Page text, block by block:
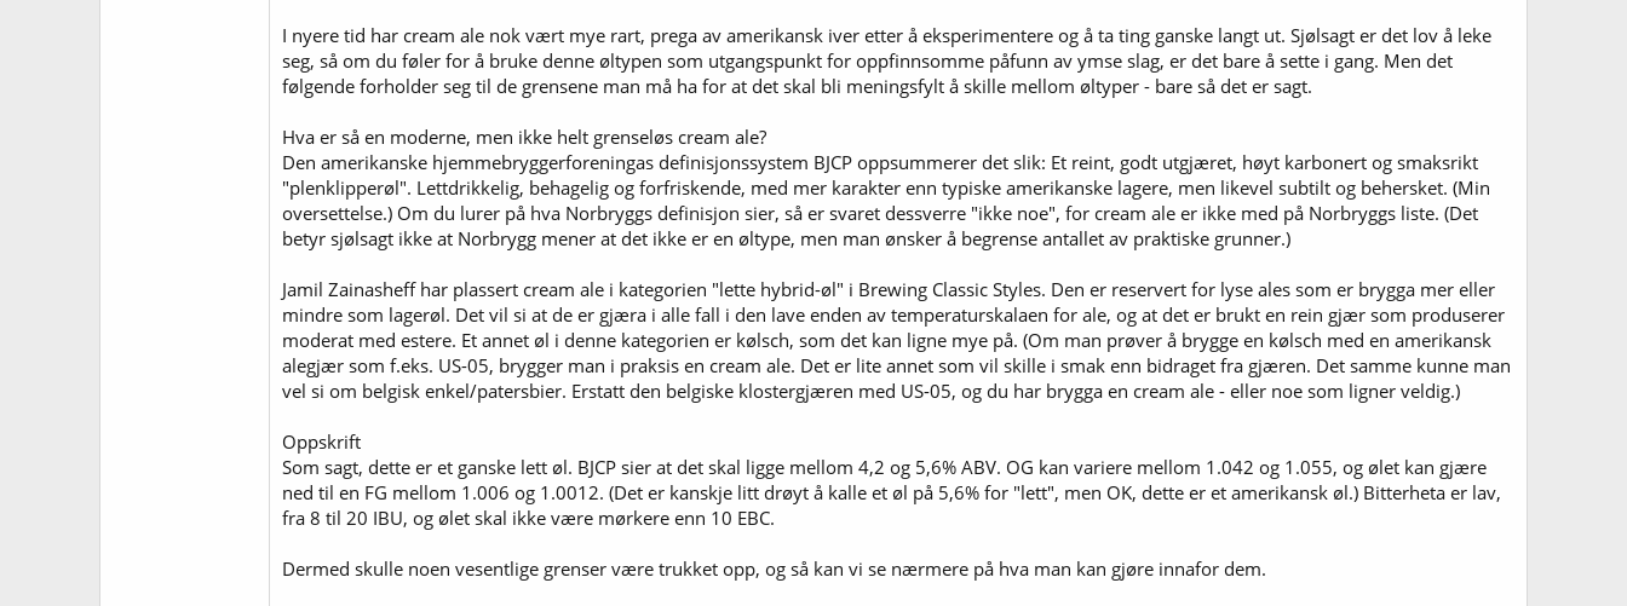
I nyere tid har cream ale nok vært mye rart, prega av amerikansk iver etter å eksperimentere og å ta ting ganske langt ut. Sjølsagt er det lov å leke
seg, så om du føler for å bruke denne øltypen som utgangspunkt for oppfinnsomme påfunn av ymse slag, er det bare å sette i gang. Men det
følgende forholder seg til de grensene man må ha for at det skal bli meningsfylt å skille mellom øltyper - bare så det er sagt.
Hva er så en moderne, men ikke helt grenseløs cream ale?
Den amerikanske hjemmebryggerforeningas definisjonssystem BJCP oppsummerer det slik: Et reint, godt utgjæret, høyt karbonert og smaksrikt
"plenklipperøl". Lettdrikkelig, behagelig og forfriskende, med mer karakter enn typiske amerikanske lagere, men likevel subtilt og behersket. (Min
oversettelse.) Om du lurer på hva Norbryggs definisjon sier, så er svaret dessverre "ikke noe", for cream ale er ikke med på Norbryggs liste. (Det
betyr sjølsagt ikke at Norbrygg mener at det ikke er en øltype, men man ønsker å begrense antallet av praktiske grunner.)
Jamil Zainasheff har plassert cream ale i kategorien "lette hybrid-øl" i Brewing Classic Styles. Den er reservert for lyse ales som er brygga mer eller
mindre som lagerøl. Det vil si at de er gjæra i alle fall i den lave enden av temperaturskalaen for ale, og at det er brukt en rein gjær som produserer
moderat med estere. Et annet øl i denne kategorien er kølsch, som det kan ligne mye på. (Om man prøver å brygge en kølsch med en amerikansk
alegjær som f.eks. US-05, brygger man i praksis en cream ale. Det er lite annet som vil skille i smak enn bidraget fra gjæren. Det samme kunne man
vel si om belgisk enkel/patersbier. Erstatt den belgiske klostergjæren med US-05, og du har brygga en cream ale - eller noe som ligner veldig.)
Oppskrift
Som sagt, dette er et ganske lett øl. BJCP sier at det skal ligge mellom 4,2 og 5,6% ABV. OG kan variere mellom 1.042 og 1.055, og ølet kan gjære
ned til en FG mellom 1.006 og 1.0012. (Det er kanskje litt drøyt å kalle et øl på 5,6% for "lett", men OK, dette er et amerikansk øl.) Bitterheta er lav,
fra 8 til 20 IBU, og ølet skal ikke være mørkere enn 10 EBC.
Dermed skulle noen vesentlige grenser være trukket opp, og så kan vi se nærmere på hva man kan gjøre innafor dem.